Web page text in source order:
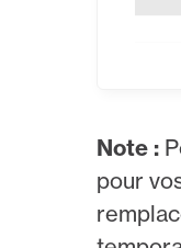
Note :
pour